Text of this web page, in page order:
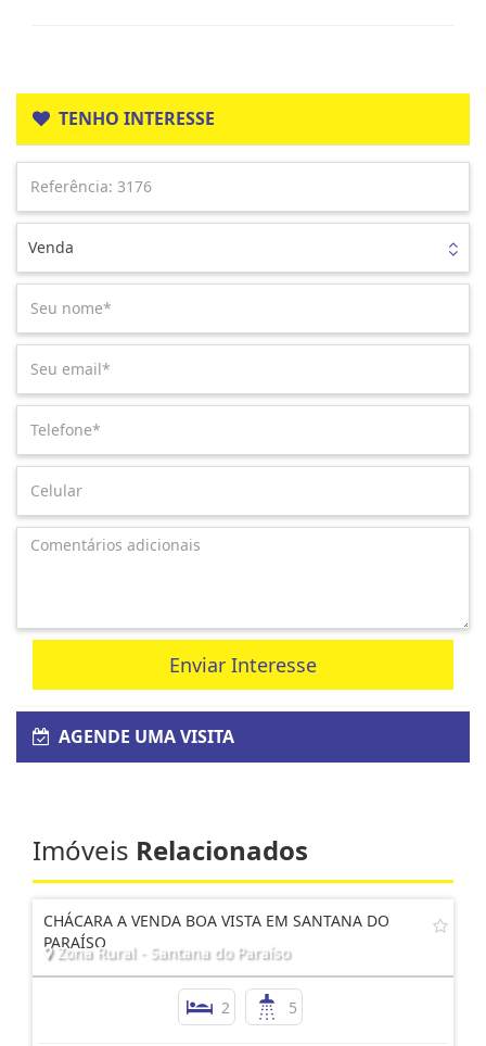
TENHO INTERESSE
Venda
Enviar Interesse
AGENDE UMA VISITA
Imóveis Relacionados
CHÁCARA A VENDA BOA VISTA EM SANTANA DO
PARAÍSO
Zona Rural - Santana do Paraíso
2 5